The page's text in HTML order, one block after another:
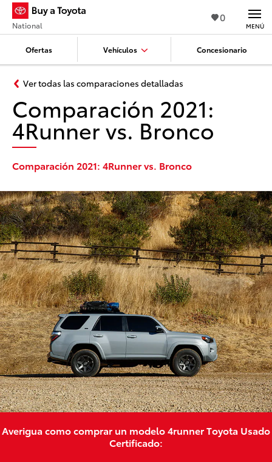
0
Ofertas Vehículos Concesionario
National MENÚ
Ver todas las comparaciones detalladas
Comparación 2021:
4Runner vs. Bronco
Comparación 2021: 4Runner vs. Bronco
Averigua como comprar un modelo 4runner Toyota Usado
Certificado: